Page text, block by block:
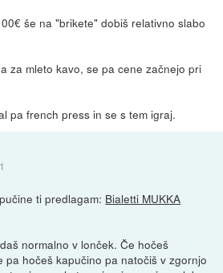
še na "brikete" dobiš relativno slabo
za mleto kavo, se pa cene začnejo pri
pa french press in se s tem igraj.
ti predlagam: Bialetti MUKKA
normalno v lonček. Če hočeš
pa hočeš kapučino pa natočiš v zgornjo